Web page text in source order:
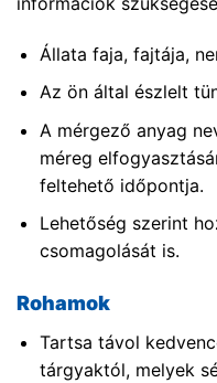
Állata faja, fajtája,
Az ön által észlelt
A mérgező anyag
méreg
feltehető időpontja.
Lehetőség szerint
csomagolását is.
Rohamok
Tartsa távol
tárgyaktól, melyek